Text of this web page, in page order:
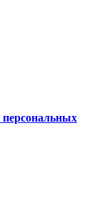
персональных